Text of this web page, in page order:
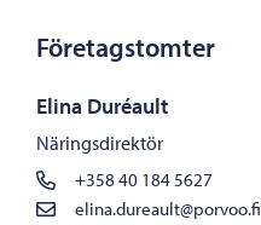
Företagstomter
Elina Duréault
Näringsdirektör
+358 40 184 5627
elina.dureault@porvoo.fi